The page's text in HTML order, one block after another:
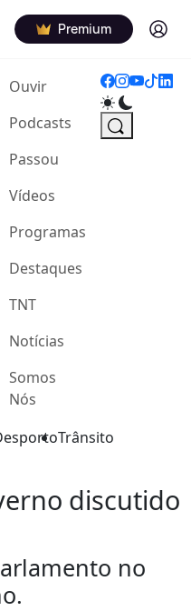
Premium Log in
Ouvir(current)
Podcasts
Passou
Vídeos
Programas
Destaques
TNT
Notícias
Somos
Nós
Trânsito
discutido
no